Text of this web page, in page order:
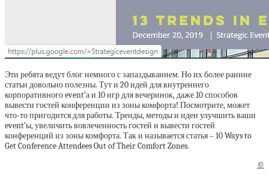
Эти ребята ведут блог немного с запаздыванием. Но их более ранние
статьи довольно полезны. Тут и 20 идей для внутреннего
корпоративного event’а и 10 игр для вечеринок, даже 10 способов
вывести гостей конференции из зоны комфорта! Посмотрите, может
что-то пригодится для работы. Тренды, методы и идеи улучшить ваши
event’ы, увеличить вовлеченность гостей и вывести гостей
конференций из зоны комфорта. Так и называется статья – 10 Ways to
Get Conference Attendees Out of Their Comfort Zones.
©